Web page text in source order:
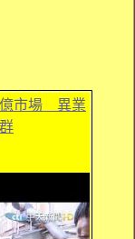
億市場 異業